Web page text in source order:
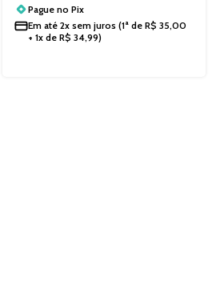
Pague no Pix
Em até 2x sem juros (1ª de R$ 35,00
+ 1x de R$ 34,99)